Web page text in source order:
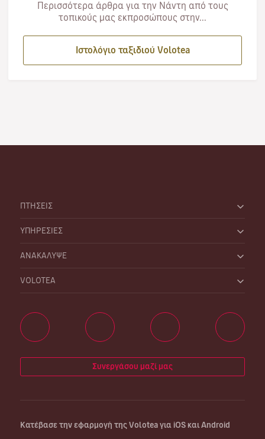
Περισσότερα άρθρα για την Νάντη από τους
τοπικούς μας εκπροσώπους στην...
Ιστολόγιο ταξιδιού Volotea
ΠΤΗΣΕΙΣ
ΥΠΗΡΕΣΙΕΣ
ΑΝΑΚΑΛΥΨΕ
VOLOTEA
Συνεργάσου μαζί μας
Κατέβασε την εφαρμογή της Volotea για iOS και Android